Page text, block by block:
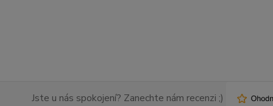
Jste u nás spokojení? Zanechte nám recenzi ;)